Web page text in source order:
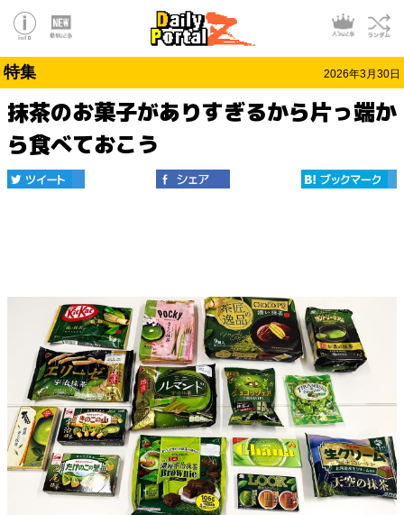
特集 2026年3月30日
抹茶のお菓子がありすぎるから片っ端か
ら食べておこう